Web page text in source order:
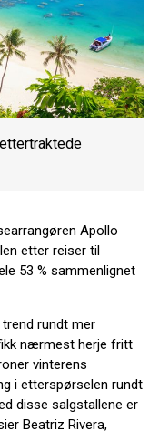
Apollo
etter reiser til
53 % sammenlignet
rundt mer
nærmest herje fritt
vinterens
i etterspørselen rundt
disse salgstallene er
Beatriz Rivera,